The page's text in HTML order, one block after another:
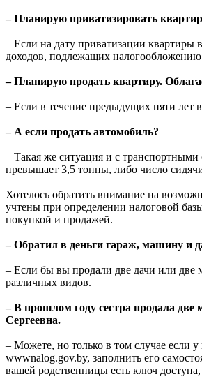
– Планирую приватизировать
– Если на дату приватизации квартиры
доходов, подлежащих
– Планирую продать квартиру.
– Если в течение предыдущих пяти лет
– А если продать автомобиль?
– Такая же ситуация и с транспортными
превышает 3,5 тонны, либо число
Хотелось обратить внимание на
учтены при определении налоговой
покупкой и продажей.
– Обратил в деньги гараж, машину и
– Если бы вы продали две дачи или две
различных видов.
– В прошлом году сестра продала
Сергеевна.
– Можете, но только в том случае если у
wwwnalog.gov.by, заполнить его
вашей родственницы есть ключ